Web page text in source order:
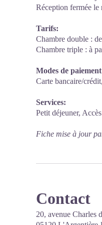
Réception fermée le
Tarifs:
Chambre double :
Chambre triple : à
Modes de
Carte bancaire/
Services:
Petit déjeuner,
Fiche mise à jour
Contact
20, avenue Charles